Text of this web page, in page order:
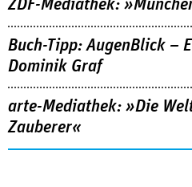
ZDF-Mediathek:
Buch-Tipp: AugenBlick –
Dominik Graf
arte-Mediathek: »Die
Zauberer«